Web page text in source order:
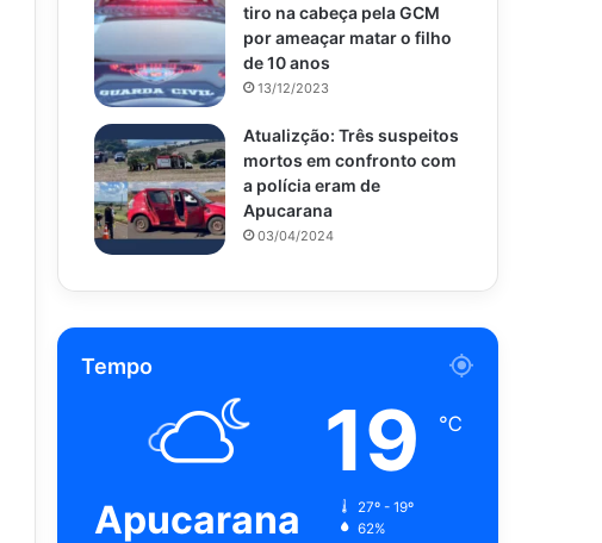
tiro na cabeça pela GCM
por ameaçar matar o filho
de 10 anos
13/12/2023
Atualizção: Três suspeitos
mortos em confronto com
a polícia eram de
Apucarana
03/04/2024
Tempo
Apucarana
19 ℃
27º - 19º
62%